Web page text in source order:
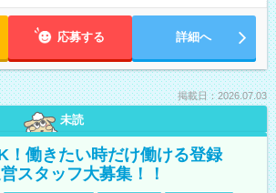
応募する 詳細へ
掲載日：2026.07.03
未読
！働きたい時だけ働ける登録
スタッフ大募集！！